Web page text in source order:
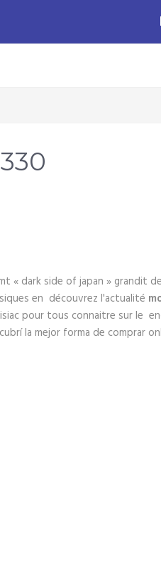
« dark side of japan » grandit
en découvrez l'actualité
pour tous connaitre sur le
la mejor forma de comprar